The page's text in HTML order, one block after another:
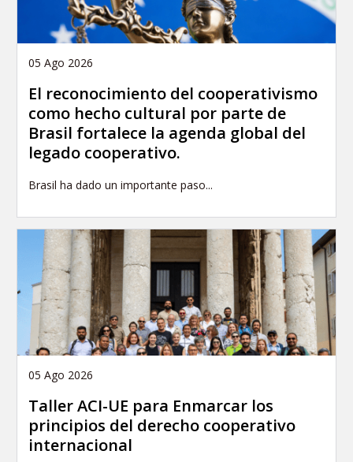
05 Ago 2026
El reconocimiento del cooperativismo
como hecho cultural por parte de
Brasil fortalece la agenda global del
legado cooperativo.
Brasil ha dado un importante paso...
05 Ago 2026
Taller ACI-UE para Enmarcar los
principios del derecho cooperativo
internacional